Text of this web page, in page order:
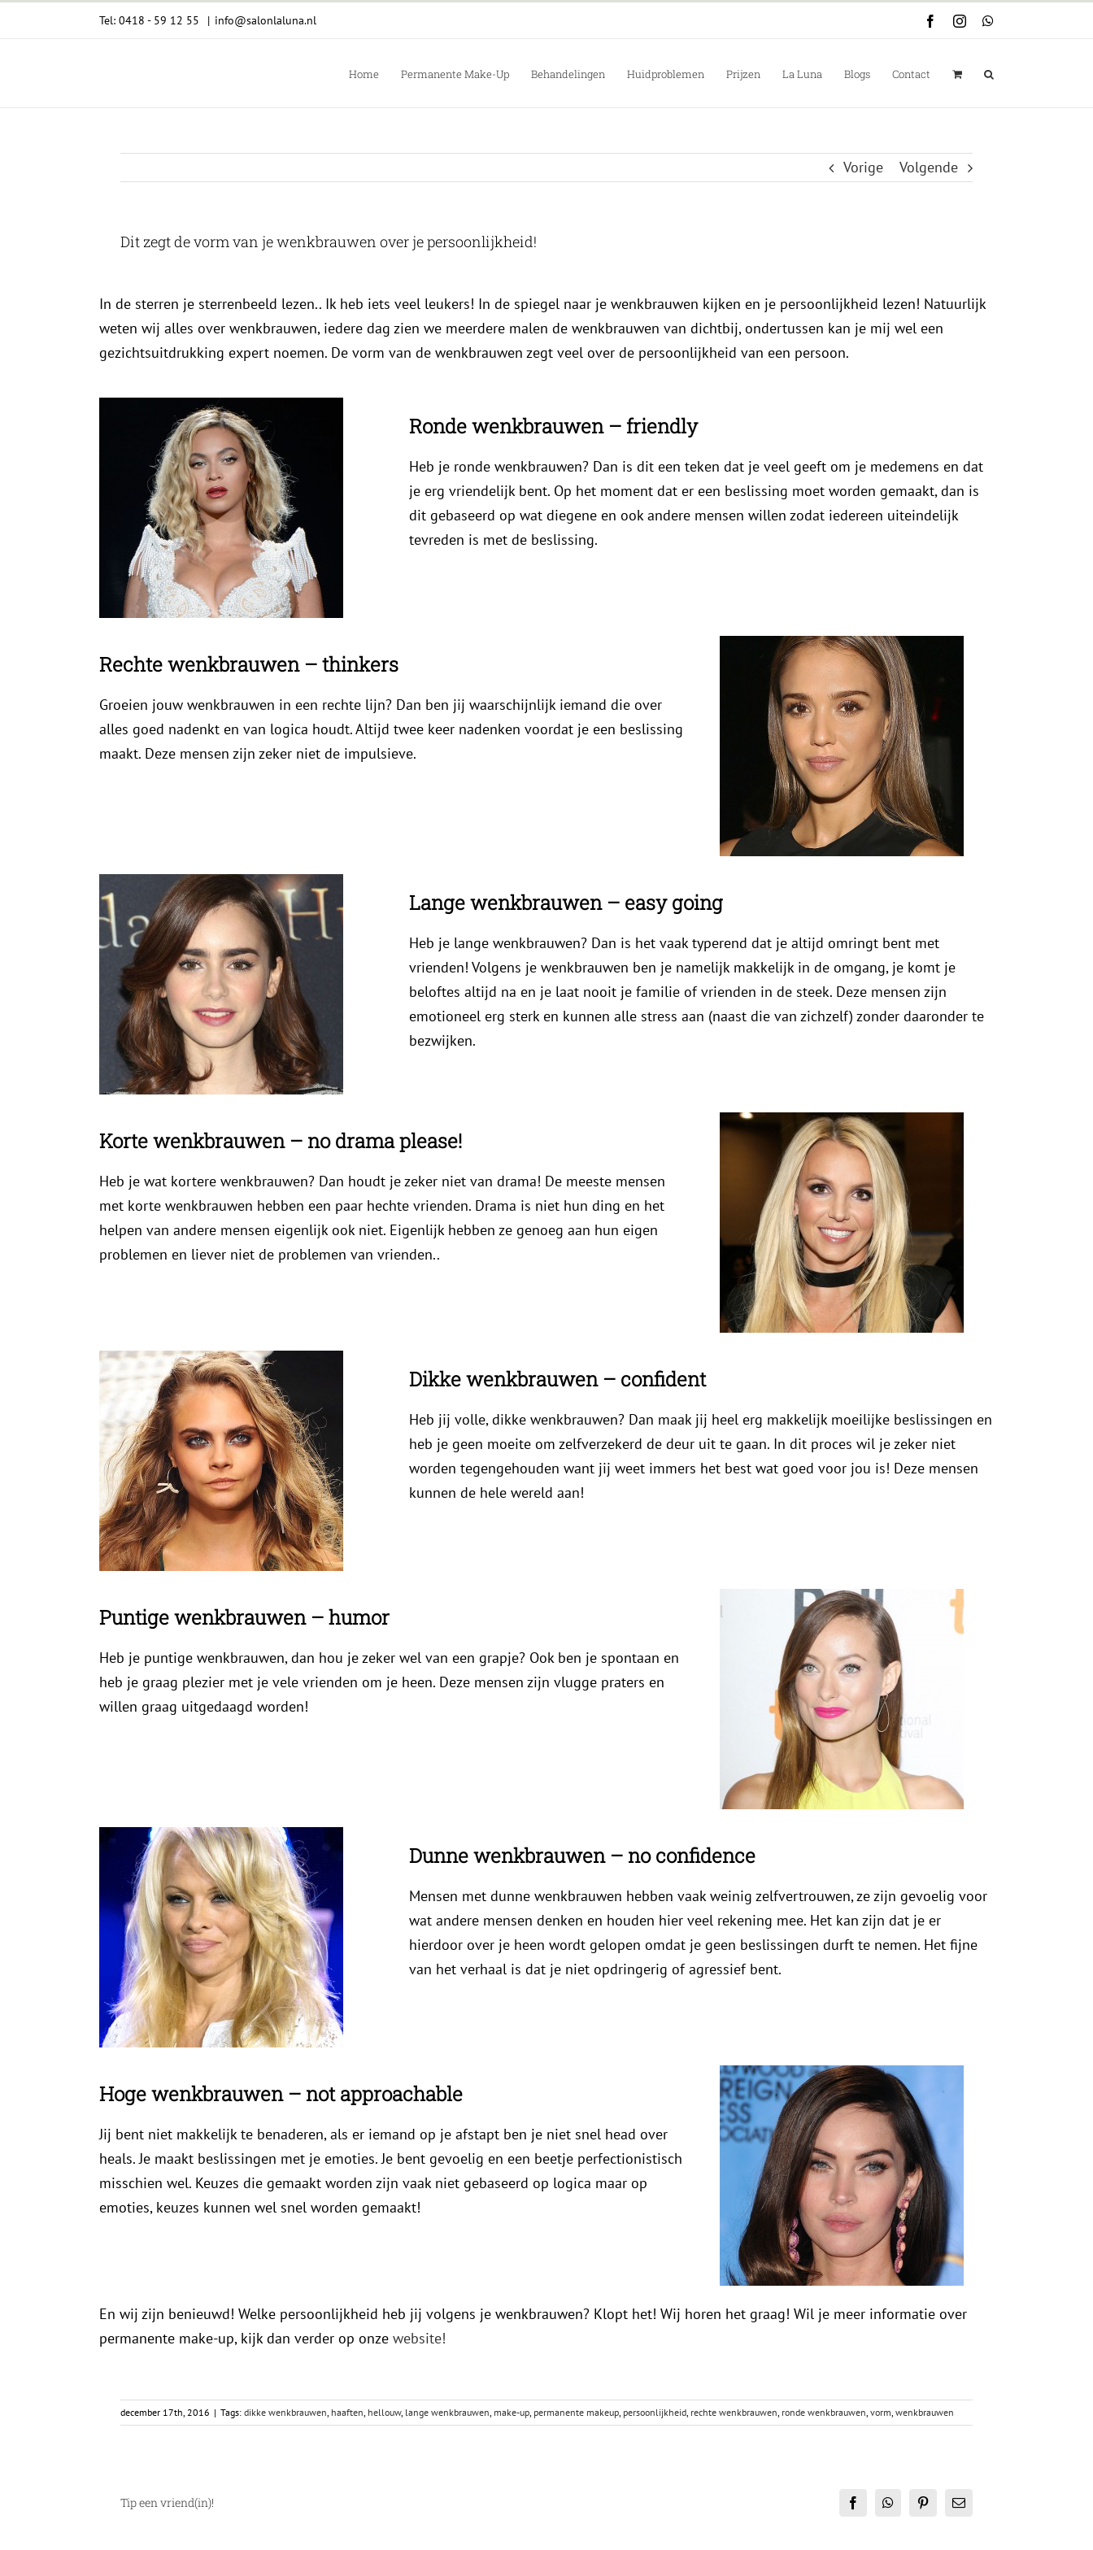
Tel: 0418 - 59 12 55 | info@salonlaluna.nl FacebookInstagramWhatsApp
Home Permanente Make-Up Behandelingen Huidproblemen Prijzen La Luna Blogs Contact
Vorige Volgende
Dit zegt de vorm van je wenkbrauwen over je persoonlijkheid!
In de sterren je sterrenbeeld lezen.. Ik heb iets veel leukers! In de spiegel naar je wenkbrauwen kijken en je persoonlijkheid lezen! Natuurlijk
weten wij alles over wenkbrauwen, iedere dag zien we meerdere malen de wenkbrauwen van dichtbij, ondertussen kan je mij wel een
gezichtsuitdrukking expert noemen. De vorm van de wenkbrauwen zegt veel over de persoonlijkheid van een persoon.
Ronde wenkbrauwen – friendly
Heb je ronde wenkbrauwen? Dan is dit een teken dat je veel geeft om je medemens en dat
je erg vriendelijk bent. Op het moment dat er een beslissing moet worden gemaakt, dan is
dit gebaseerd op wat diegene en ook andere mensen willen zodat iedereen uiteindelijk
tevreden is met de beslissing.
Rechte wenkbrauwen – thinkers
Groeien jouw wenkbrauwen in een rechte lijn? Dan ben jij waarschijnlijk iemand die over
alles goed nadenkt en van logica houdt. Altijd twee keer nadenken voordat je een beslissing
maakt. Deze mensen zijn zeker niet de impulsieve.
Lange wenkbrauwen – easy going
Heb je lange wenkbrauwen? Dan is het vaak typerend dat je altijd omringt bent met
vrienden! Volgens je wenkbrauwen ben je namelijk makkelijk in de omgang, je komt je
beloftes altijd na en je laat nooit je familie of vrienden in de steek. Deze mensen zijn
emotioneel erg sterk en kunnen alle stress aan (naast die van zichzelf) zonder daaronder te
bezwijken.
Korte wenkbrauwen – no drama please!
Heb je wat kortere wenkbrauwen? Dan houdt je zeker niet van drama! De meeste mensen
met korte wenkbrauwen hebben een paar hechte vrienden. Drama is niet hun ding en het
helpen van andere mensen eigenlijk ook niet. Eigenlijk hebben ze genoeg aan hun eigen
problemen en liever niet de problemen van vrienden..
Dikke wenkbrauwen – confident
Heb jij volle, dikke wenkbrauwen? Dan maak jij heel erg makkelijk moeilijke beslissingen en
heb je geen moeite om zelfverzekerd de deur uit te gaan. In dit proces wil je zeker niet
worden tegengehouden want jij weet immers het best wat goed voor jou is! Deze mensen
kunnen de hele wereld aan!
Puntige wenkbrauwen – humor
Heb je puntige wenkbrauwen, dan hou je zeker wel van een grapje? Ook ben je spontaan en
heb je graag plezier met je vele vrienden om je heen. Deze mensen zijn vlugge praters en
willen graag uitgedaagd worden!
Dunne wenkbrauwen – no confidence
Mensen met dunne wenkbrauwen hebben vaak weinig zelfvertrouwen, ze zijn gevoelig voor
wat andere mensen denken en houden hier veel rekening mee. Het kan zijn dat je er
hierdoor over je heen wordt gelopen omdat je geen beslissingen durft te nemen. Het fijne
van het verhaal is dat je niet opdringerig of agressief bent.
Hoge wenkbrauwen – not approachable
Jij bent niet makkelijk te benaderen, als er iemand op je afstapt ben je niet snel head over
heals. Je maakt beslissingen met je emoties. Je bent gevoelig en een beetje perfectionistisch
misschien wel. Keuzes die gemaakt worden zijn vaak niet gebaseerd op logica maar op
emoties, keuzes kunnen wel snel worden gemaakt!
En wij zijn benieuwd! Welke persoonlijkheid heb jij volgens je wenkbrauwen? Klopt het! Wij horen het graag! Wil je meer informatie over
permanente make-up, kijk dan verder op onze website!
december 17th, 2016 | Tags: dikke wenkbrauwen, haaften, hellouw, lange wenkbrauwen, make-up, permanente makeup, persoonlijkheid, rechte wenkbrauwen, ronde wenkbrauwen, vorm, wenkbrauwen
Tip een vriend(in)! FacebookWhatsAppPinterestE-